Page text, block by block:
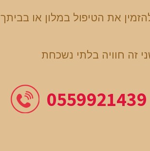
את הטיפול במלון או בביתך
זה חוויה בלתי נשכחת
0559921439